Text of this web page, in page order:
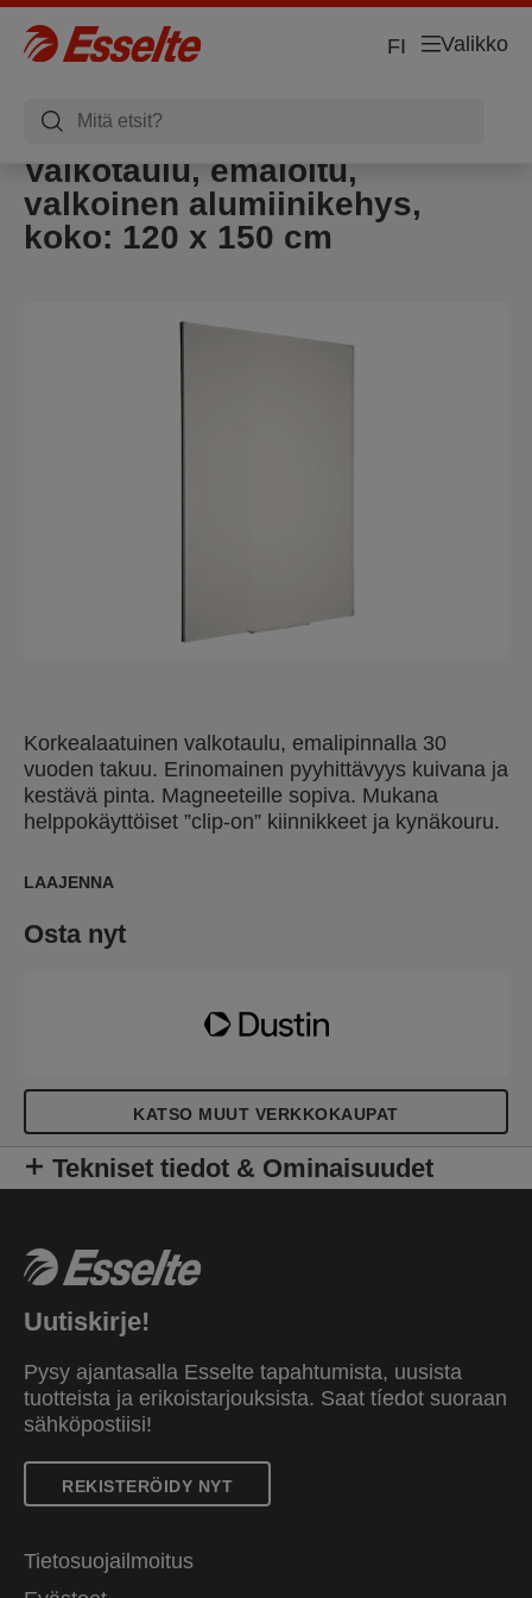
Valikko
FI
Valkotaulu, emaloitu,
valkoinen alumiinikehys,
koko: 120 x 150 cm
Korkealaatuinen valkotaulu, emalipinnalla 30
vuoden takuu. Erinomainen pyyhittävyys kuivana ja
kestävä pinta. Magneeteille sopiva. Mukana
helppokäyttöiset ”clip-on” kiinnikkeet ja kynäkouru.
LAAJENNA
Osta nyt
KATSO MUUT VERKKOKAUPAT
Tekniset tiedot & Ominaisuudet
Uutiskirje!
Pysy ajantasalla Esselte tapahtumista, uusista
tuotteista ja erikoistarjouksista. Saat tíedot suoraan
sähköpostiisi!
REKISTERÖIDY NYT
Tietosuojailmoitus